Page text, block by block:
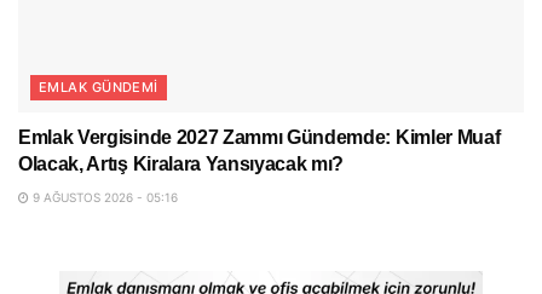
EMLAK GÜNDEMI
Emlak Vergisinde 2027 Zammı Gündemde: Kimler Muaf
Olacak, Artış Kiralara Yansıyacak mı?
9 AĞUSTOS 2026 - 05:16